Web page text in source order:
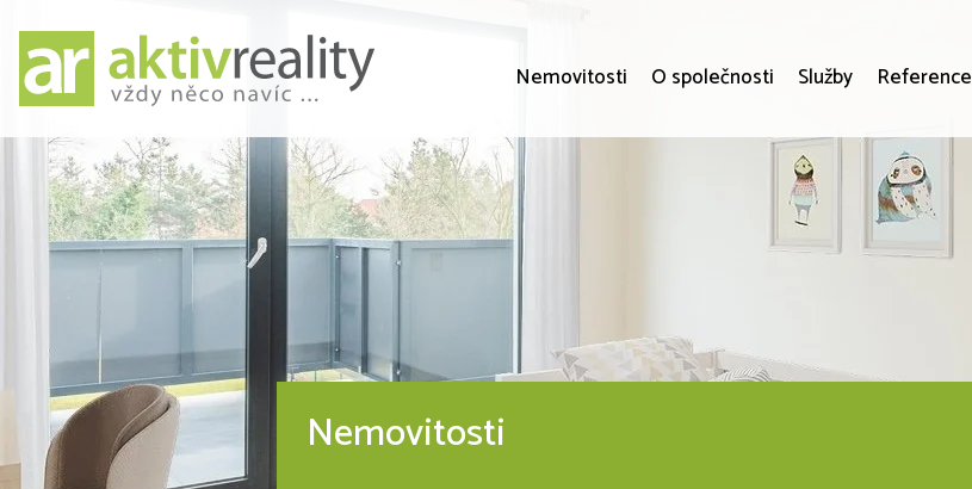
Nemovitosti O společnosti Služby Reference
Nemovitosti